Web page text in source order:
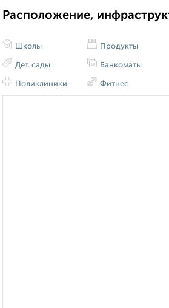
Расположение,
Школы
Дет. сады
Поликлиники
Продукты
Банкоматы
Фитнес